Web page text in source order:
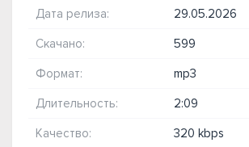
Дата релиза: 29.05.2026
Скачано: 599
Формат: mp3
Длительность: 2:09
Качество: 320 kbps